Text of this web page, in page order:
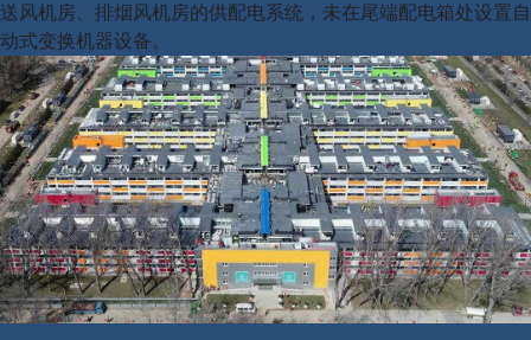
送风机房、排烟风机房的供配电系统，未在尾端配电箱处设置自
动式变换机器设备。